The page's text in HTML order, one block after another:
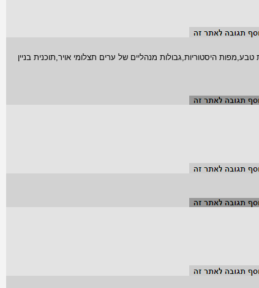
היסטוריות,גבולות מנהליים של ערים תצלומי אויר,תוכנית בניין